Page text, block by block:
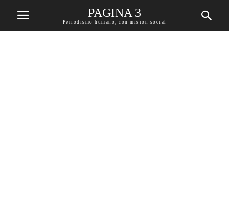
PAGINA 3
Periodismo humano, con mision social